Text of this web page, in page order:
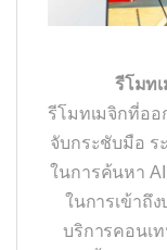
รีโมท
รีโมทเมจิกที่อ
จับกระชับมือ ร
ในการค้นหา
ในการเข้าถึ
บริการคอนเ